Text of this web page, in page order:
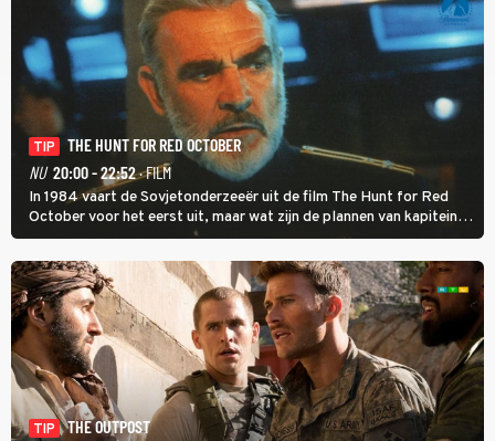
TIP
THE HUNT FOR RED OCTOBER
NU 20:00 - 22:52· FILM
In 1984 vaart de Sovjetonderzeeër uit de film The Hunt for Red
October voor het eerst uit, maar wat zijn de plannen van kapitein
Marko Ramius?
TIP
THE OUTPOST